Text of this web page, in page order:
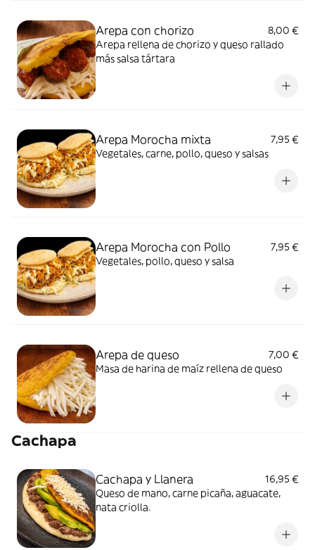
Arepa con chorizo
8,00 €
Arepa rellena de chorizo y queso rallado
más salsa tártara
Arepa Morocha mixta
7,95 €
Vegetales, carne, pollo, queso y salsas
Arepa Morocha con Pollo
7,95 €
Vegetales, pollo, queso y salsa
Arepa de queso
7,00 €
Masa de harina de maíz rellena de queso
Cachapa
Cachapa y Llanera
16,95 €
Queso de mano, carne picaña, aguacate,
nata criolla.